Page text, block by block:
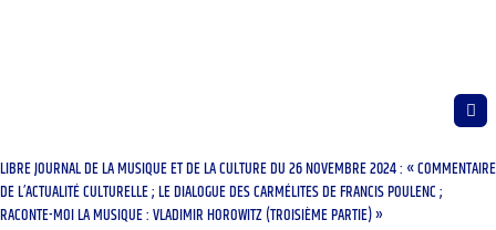
LIBRE JOURNAL DE LA MUSIQUE ET DE LA CULTURE DU 26 NOVEMBRE 2024 : « COMMENTAIRE
DE L’ACTUALITÉ CULTURELLE ; LE DIALOGUE DES CARMÉLITES DE FRANCIS POULENC ;
RACONTE-MOI LA MUSIQUE : VLADIMIR HOROWITZ (TROISIÈME PARTIE) »